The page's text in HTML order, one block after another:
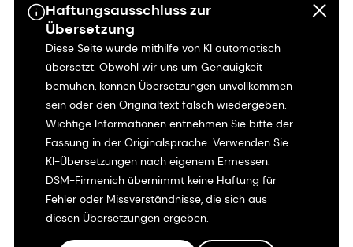
Haftungsausschluss zur
Übersetzung
Diese Seite wurde mithilfe von KI automatisch
übersetzt. Obwohl wir uns um Genauigkeit
bemühen, können Übersetzungen unvollkommen
sein oder den Originaltext falsch wiedergeben.
Wichtige Informationen entnehmen Sie bitte der
Fassung in der Originalsprache. Verwenden Sie
KI-Übersetzungen nach eigenem Ermessen.
DSM-Firmenich übernimmt keine Haftung für
Fehler oder Missverständnisse, die sich aus
diesen Übersetzungen ergeben.
Hinweis zum Datenschutz
Bedingungen für die Nutzung
Bedingungen und Konditionen
Kalifornien-Transparenz
Erklärung zur Zugänglichkeit
Rechtliche Informationen